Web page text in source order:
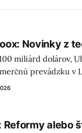
Novinky z
miliárd dolárov,
prevádzku v
Disney a
alebo